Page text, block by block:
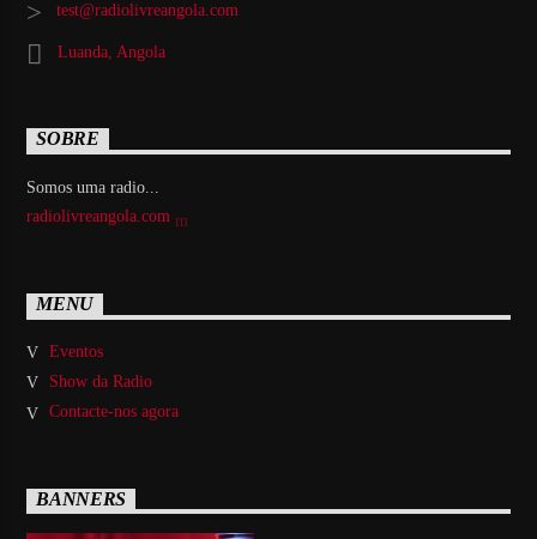
test@radiolivreangola.com
Luanda, Angola
SOBRE
Somos uma radio...
radiolivreangola.com
MENU
Eventos
Show da Radio
Contacte-nos agora
BANNERS